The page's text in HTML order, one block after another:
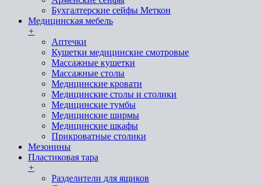
Бухгалтерские сейфы Меткон
Медицинская мебель
+
Аптечки
Кушетки медицинские смотровые
Массажные кушетки
Массажные столы
Медицинские кровати
Медицинские столы и столики
Медицинские тумбы
Медицинские ширмы
Медицинские шкафы
Прикроватные столики
Мезонины
Пластиковая тара
+
Разделители для ящиков